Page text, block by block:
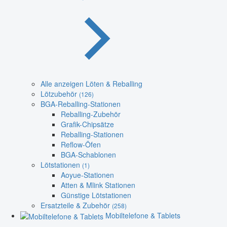
Alle anzeigen Löten & Reballing
Lötzubehör (126)
BGA-Reballing-Stationen
Reballing-Zubehör
Grafik-Chipsätze
Reballing-Stationen
Reflow-Öfen
BGA-Schablonen
Lötstationen (1)
Aoyue-Stationen
Atten & Mlink Stationen
Günstige Lötstationen
Ersatzteile & Zubehör (258)
Mobiltelefone & Tablets